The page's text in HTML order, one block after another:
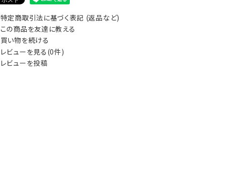
特定商取引法に基づく表記 (返品など)
この商品を友達に教える
買い物を続ける
レビューを見る(0件)
レビューを投稿